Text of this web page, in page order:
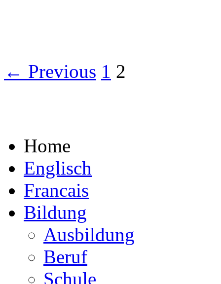
← Previous 1 2
Home
Englisch
Francais
Bildung
Ausbildung
Beruf
Schule